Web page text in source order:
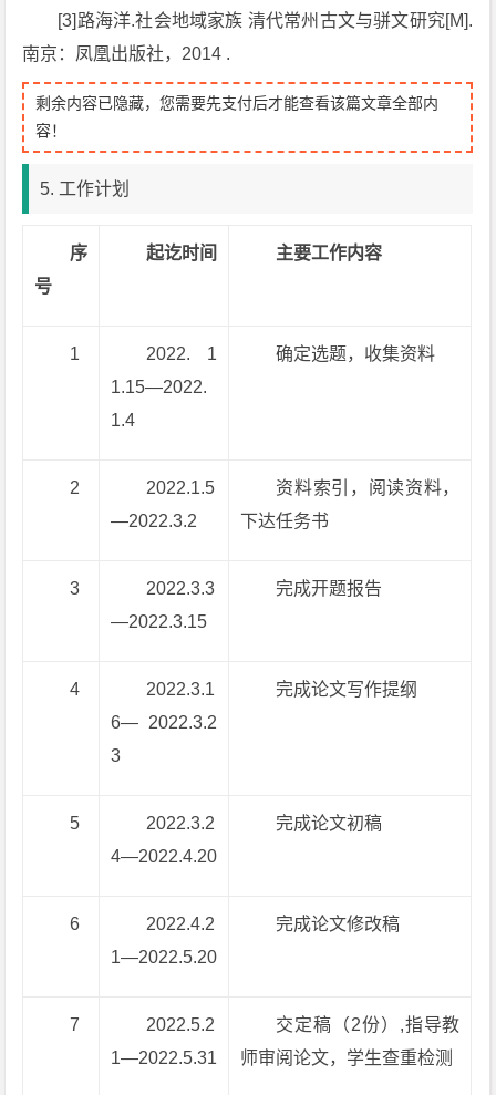
[3]路海洋.社会地域家族 清代常州古文与骈文研究[M].
南京：凤凰出版社，2014 .
剩余内容已隐藏，您需要先支付后才能查看该篇文章全部内
容！
5. 工作计划
序
号
起讫时间 主要工作内容
1
2022. 1
1.15—2022.
1.4
确定选题，收集资料
2
2022.1.5
—2022.3.2
资料索引，阅读资料，
下达任务书
3
2022.3.3
—2022.3.15
完成开题报告
4
2022.3.1
6— 2022.3.2
3
完成论文写作提纲
5
2022.3.2
4—2022.4.20
完成论文初稿
6
2022.4.2
1—2022.5.20
完成论文修改稿
7
2022.5.2
1—2022.5.31
交定稿（2份）,指导教
师审阅论文，学生查重检测